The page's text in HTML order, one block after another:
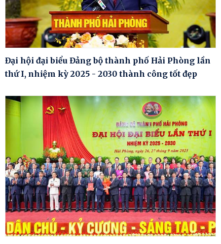
Đại hội đại biểu Đảng bộ thành phố Hải Phòng lần
thứ I, nhiệm kỳ 2025 - 2030 thành công tốt đẹp